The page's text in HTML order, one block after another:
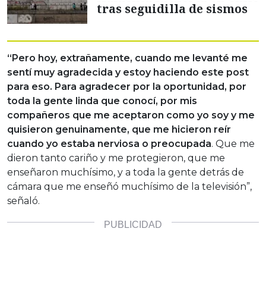
tras seguidilla de sismos
“Pero hoy, extrañamente, cuando me levanté me
sentí muy agradecida y estoy haciendo este post
para eso. Para agradecer por la oportunidad, por
toda la gente linda que conocí, por mis
compañeros que me aceptaron como yo soy y me
quisieron genuinamente, que me hicieron reír
cuando yo estaba nerviosa o preocupada. Que me
dieron tanto cariño y me protegieron, que me
enseñaron muchísimo, y a toda la gente detrás de
cámara que me enseñó muchísimo de la televisión”,
señaló.